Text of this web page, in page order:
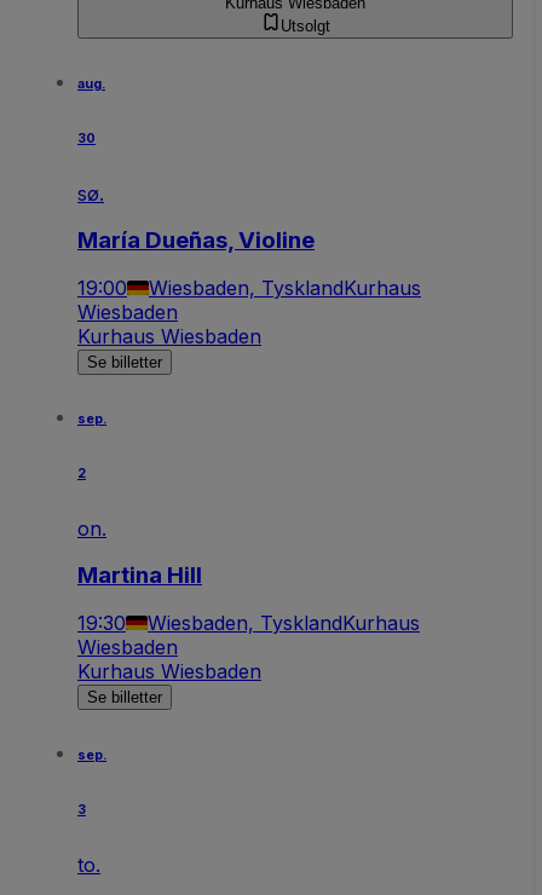
Utsolgt
aug.
30
sø.
María Dueñas, Violine
19:00 Wiesbaden, TysklandKurhaus
Wiesbaden
Kurhaus Wiesbaden
Se billetter
sep.
2
on.
Martina Hill
19:30 Wiesbaden, TysklandKurhaus
Wiesbaden
Kurhaus Wiesbaden
Se billetter
sep.
3
to.